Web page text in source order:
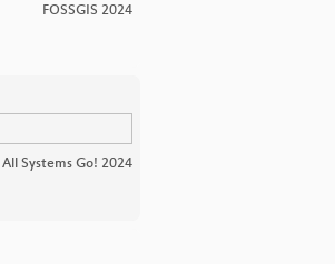
FOSSGIS 2024
All Systems Go! 2024